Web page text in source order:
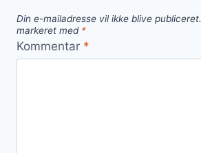
Din e-mailadresse vil ikke blive publiceret.
markeret med *
Kommentar *